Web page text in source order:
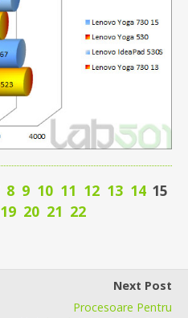
8 9 10 11 12 13 14 15
19 20 21 22
Next Post
Procesoare Pentru